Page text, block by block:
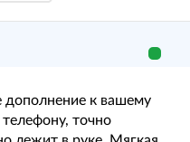
дополнение к вашему
точно